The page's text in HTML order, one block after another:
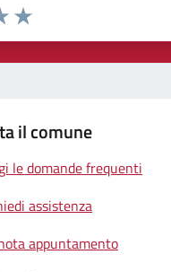
la pagina
Valuta 5 stelle su 5
4 stelle su 5
3 stelle su 5
su 5
su 5
il comune
le domande frequenti
assistenza
appuntamento